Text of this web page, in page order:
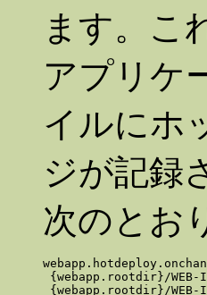
ます。こ
アプリケ
イルにホ
ジが記録
次のとお
{webapp.rootdir}/WEB-